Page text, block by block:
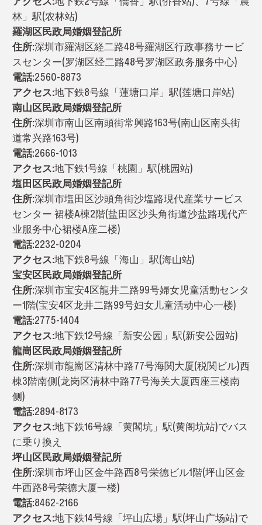
林」駅(农林站)
羅湖区民政局婚姻登記所
住所:深圳市羅湖区経二路48号羅湖区行政事務サービ
スセンター(罗湖区经二路48号罗湖区政务服务中心)
電話:2560-8873
アクセス:地下鉄8号線「蓮塘口岸」駅(莲塘口岸站)
南山区民政局婚姻登記所
住所:深圳市南山区南頭街常興路163号(南山区南头街
道常兴路163号)
電話:2666-1013
アクセス:地下鉄1号線「桃園」駅(桃园站)
塩田区民政局婚姻登記所
住所:深圳市塩田区沙頭角街沙塩路現代産業サービス
センター 裙楼A棟2階(盐田区沙头角街道沙盐路现代产
业服务中心裙楼A座二楼)
電話:2232-0204
アクセス:地下鉄8号線「海山」駅(海山站)
宝安区民政局婚姻登記所
住所:深圳市宝安4区龍井二路99号婦女児童活動センタ
ー1階(宝安4区龙井二路99号妇女儿童活动中心一楼)
電話:2775-1404
アクセス:地下鉄12号線「新安公园」駅(新安公园站)
龍崗区民政局婚姻登記所
住所:深圳市龍崗区清林中路77号海関大厦(税関ビル)西
棟3階南側(龙岗区清林中路77号海关大厦西座三楼南
侧)
電話:2894-8173
アクセス:地下鉄16号線「黄閣坑」駅(黄阁坑站)でバス
に乗り換え
坪山区民政局婚姻登記所
住所:深圳市坪山区金牛路西8号栄德ビル1階(坪山区金
牛西路8号荣德大厦一楼)
電話:8462-2166
アクセス:地下鉄14号線「坪山広場」駅(坪山广场站)で